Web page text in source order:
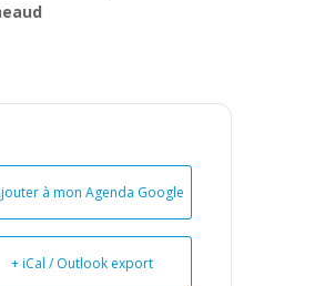
à mon Agenda Google
+ iCal / Outlook export